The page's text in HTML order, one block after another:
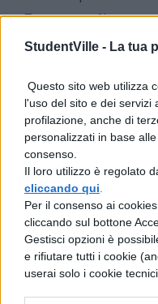
StudentVille - La tua
Questo sito web utilizza
l'uso del sito e dei servizi
profilazione, anche di
personalizzati in base
consenso.
Il loro utilizzo è regolato
cliccando qui
Per il consenso ai
cliccando sul bottone
Gestisci opzioni è
e rifiutare tutti i cookie
userai solo i cookie
Per te voglio
Mi passi le mani
Vieni a parlare
Per te voglio
Mi strapperai di
Ma mi sentirò
Un assaggio è
Penso di essere
Certo che mi